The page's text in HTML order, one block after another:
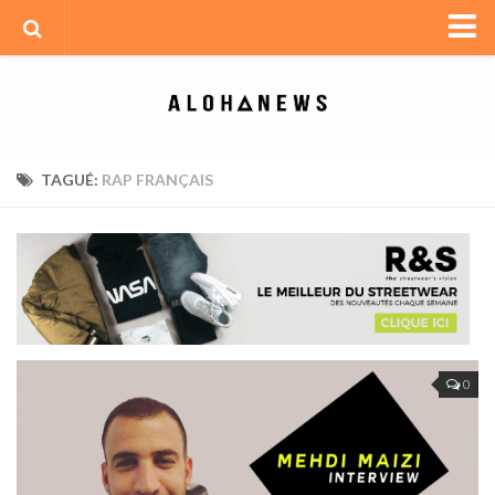
Société
Meilleurs Sites De Paris Sportifs
Casino En Ligne
Casinos Not On Gamstop
Non Gamstop Casinos
Interview
TAGUÉ: RAP FRANÇAIS
0